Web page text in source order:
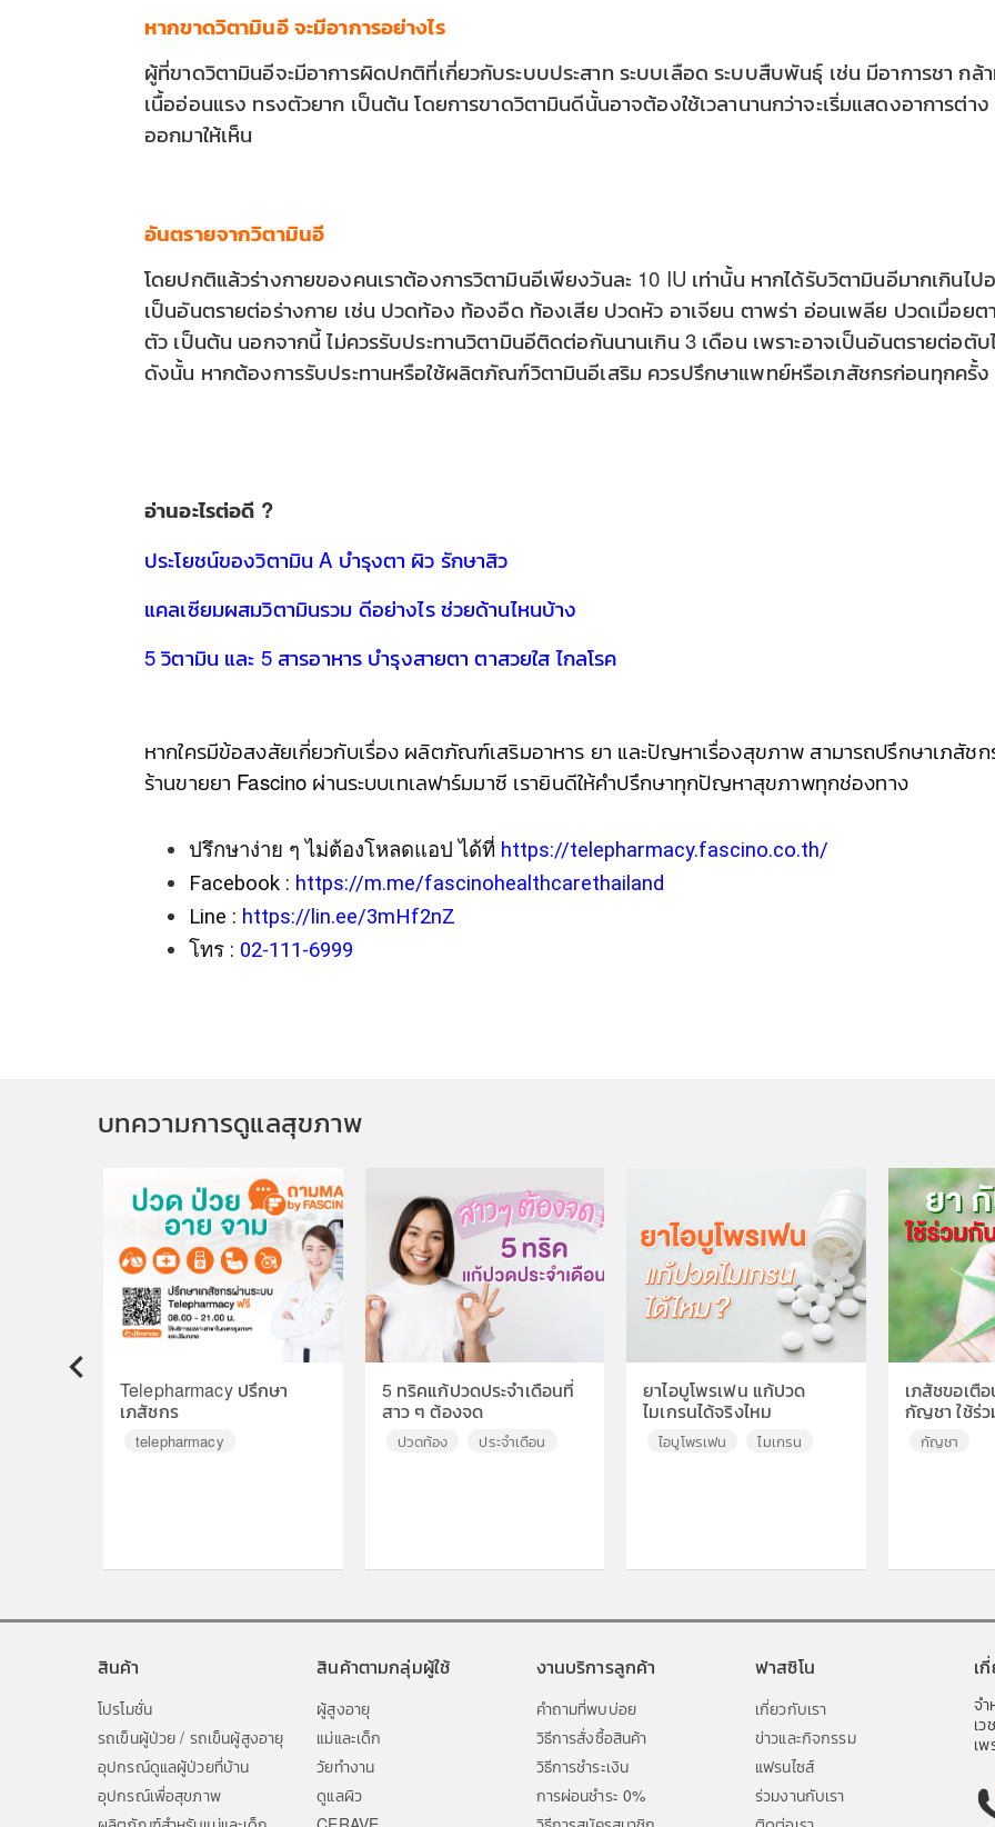
หากขาดวิตามินอี จะมีอาการอย่างไร
ผู้ที่ขาดวิตามินอีจะมีอาการผิดปกติที่เกี่ยวกับระบบประสาท ระบบเลือด ระบบสืบพันธุ์ เช่น มีอาการชา กล้
เนื้ออ่อนแรง ทรงตัวยาก เป็นต้น โดยการขาดวิตามินดีนั้นอาจต้องใช้เวลานานกว่าจะเริ่มแสดงอาการต่าง
ออกมาให้เห็น
อันตรายจากวิตามินอี
โดยปกติแล้วร่างกายของคนเราต้องการวิตามินอีเพียงวันละ 10 IU เท่านั้น หากได้รับวิตามินอีมากเกินไป
เป็นอันตรายต่อร่างกาย เช่น ปวดท้อง ท้องอืด ท้องเสีย ปวดหัว อาเจียน ตาพร่า อ่อนเพลีย ปวดเมื่อยต
ตัว เป็นต้น นอกจากนี้ ไม่ควรรับประทานวิตามินอีติดต่อกันนานเกิน 3 เดือน เพราะอาจเป็นอันตรายต่อตับ
ดังนั้น หากต้องการรับประทานหรือใช้ผลิตภัณฑ์วิตามินอีเสริม ควรปรึกษาแพทย์หรือเภสัชกรก่อนทุกครั้ง
อ่านอะไรต่อดี ?
ประโยชน์ของวิตามิน A บำรุงตา ผิว รักษาสิว
แคลเซียมผสมวิตามินรวม ดีอย่างไร ช่วยด้านไหนบ้าง
5 วิตามิน และ 5 สารอาหาร บำรุงสายตา ตาสวยใส ไกลโรค
หากใครมีข้อสงสัยเกี่ยวกับเรื่อง ผลิตภัณฑ์เสริมอาหาร ยา และปัญหาเรื่องสุขภาพ สามารถปรึกษาเภสัชก
ร้านขายยา Fascino ผ่านระบบเทเลฟาร์มมาซี เรายินดีให้คําปรึกษาทุกปัญหาสุขภาพทุกช่องทาง
ปรึกษาง่าย ๆ ไม่ต้องโหลดแอป ได้ที่ https://telepharmacy.fascino.co.th/
Facebook : https://m.me/fascinohealthcarethailand
Line : https://lin.ee/3mHf2nZ
โทร : 02-111-6999
บทความการดูแลสุขภาพ
Telepharmacy ปรึกษา
เภสัชกร
telepharmacy
5 ทริคแก้ปวดประจำเดือนที่
สาว ๆ ต้องจด
ปวดท้อง ประจำเดือน
ยาไอบูโพรเฟน แก้ปวด
ไมเกรนได้จริงไหม
ไอบูโพรเฟน ไมเกรน
เภสัชขอเตื
กัญชา ใช้ร่ว
อันตราย
กัญชา
สินค้า
โปรโมชั่น
รถเข็นผู้ป่วย / รถเข็นผู้สูงอายุ
อุปกรณ์ดูแลผู้ป่วยที่บ้าน
อุปกรณ์เพื่อสุขภาพ
สินค้าตามกลุ่มผู้ใช้
ผู้สูงอายุ
แม่และเด็ก
วัยทำงาน
ดูแลผิว
งานบริการลูกค้า
คำถามที่พบบ่อย
วิธีการสั่งซื้อสินค้า
วิธีการชำระเงิน
การผ่อนชำระ 0%
ฟาสซิโน
เกี่ยวกับเรา
ข่าวและกิจกรรม
แฟรนไซส์
ร่วมงานกับเรา
เ
จ
เ
เ